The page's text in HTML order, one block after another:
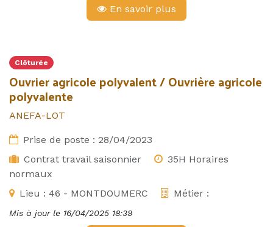
En savoir plus
Clôturée
Ouvrier agricole polyvalent / Ouvrière agricole
polyvalente
ANEFA-LOT
Prise de poste : 28/04/2023
Contrat travail saisonnier
35H Horaires
normaux
Lieu : 46 - MONTDOUMERC Métier :
Mis à jour le 16/04/2025 18:39